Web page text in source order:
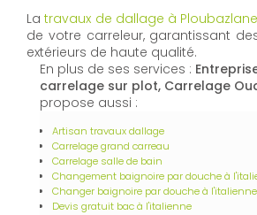
Latravaux de dallage à
de votre carreleur, garantissant
extérieurs de haute qualité.
En plus de ses services :
carrelage sur plot, Carrelage
propose aussi :
Artisan travaux dallage
Carrelage grand carreau
Carrelage salle de bain
Changement baignoire par douche à
Changer baignoire par douche à l'italienne
Devis gratuit bac à l'italienne